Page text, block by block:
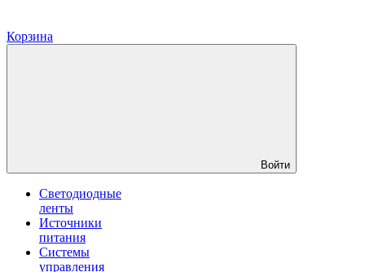
Корзина
Войти
Светодиодные
ленты
Источники
питания
Системы
управления